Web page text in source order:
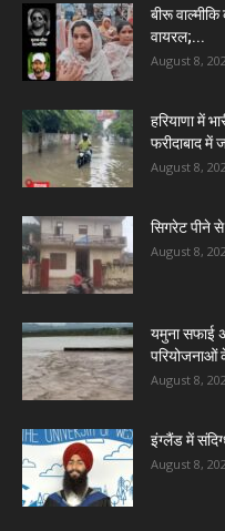
बीरू
वायरल;...
August 8,
हरियाणा में
फरीदाबाद में
August 8,
सिगरेट पीने
August 8,
यमुना सफाई
परियोजनाओं
August 8,
इंग्लैंड में
August 8,